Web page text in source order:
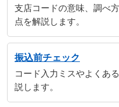
支店コードの意味、調べ
点を解説します。
振込前チェック
コード入力ミスやよくあ
説します。